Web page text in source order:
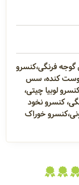
فرنگی،کنسرو
کنده، سس
لوبیا چیتی،
کنسرو نخود
خوراک